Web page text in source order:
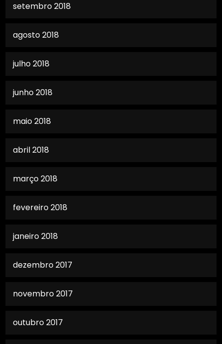
setembro 2018
agosto 2018
julho 2018
junho 2018
maio 2018
abril 2018
março 2018
fevereiro 2018
janeiro 2018
dezembro 2017
novembro 2017
outubro 2017